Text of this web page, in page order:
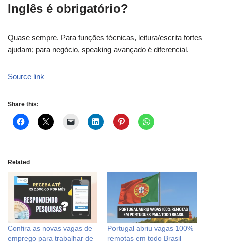
Inglês é obrigatório?
Quase sempre. Para funções técnicas, leitura/escrita fortes
ajudam; para negócio, speaking avançado é diferencial.
Source link
Share this:
Related
Confira as novas vagas de
emprego para trabalhar de
Portugal abriu vagas 100%
remotas em todo Brasil